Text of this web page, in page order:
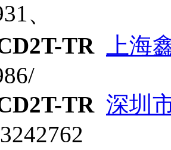
、
TR
上海
TR 深圳